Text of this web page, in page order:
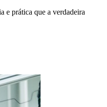
e prática que a verdadeira